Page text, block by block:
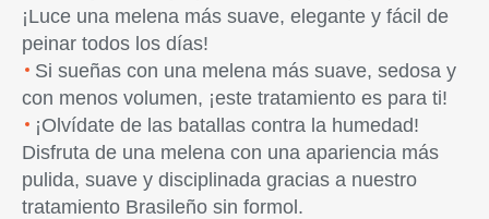
¡Luce una melena más suave, elegante y fácil de
peinar todos los días!
Si sueñas con una melena más suave, sedosa y
con menos volumen, ¡este tratamiento es para ti!
¡Olvídate de las batallas contra la humedad!
Disfruta de una melena con una apariencia más
pulida, suave y disciplinada gracias a nuestro
tratamiento Brasileño sin formol.